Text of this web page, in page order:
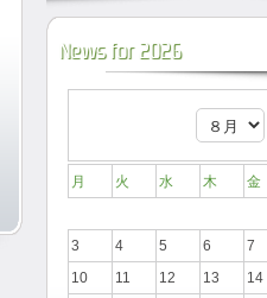
News for 2026
月 火 水 木 金
3
4 5 6 7
10
11 12 13 14